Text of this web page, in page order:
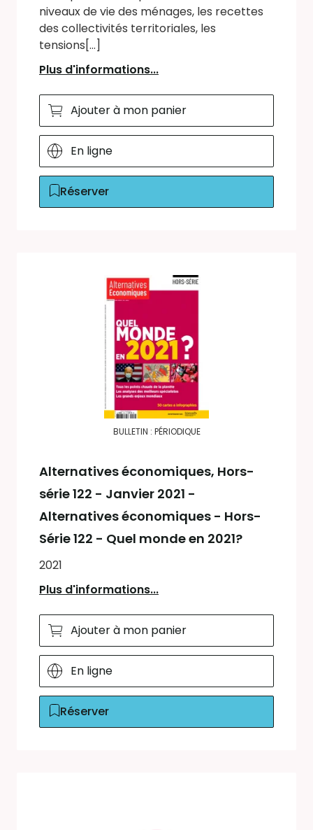
niveaux de vie des ménages, les recettes
des collectivités territoriales, les
tensions[...]
Plus d'informations...
Ajouter à mon panier
En ligne
Réserver
BULLETIN : PÉRIODIQUE
Alternatives économiques, Hors-
série 122 - Janvier 2021 -
Alternatives économiques - Hors-
Série 122 - Quel monde en 2021?
2021
Plus d'informations...
Ajouter à mon panier
En ligne
Réserver